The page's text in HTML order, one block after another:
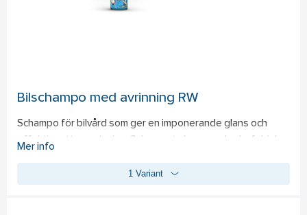
Bilschampo med avrinning RW
Schampo för bilvård som ger en imponerande glans och
effektiv vattenavrinning. Schampot skapar en hydrofobisk
keramiska egenskaper ger schampot en djup glans och
Mer info
1 Variant